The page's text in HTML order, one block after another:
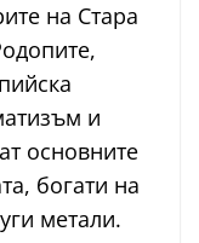
на Стара
и
основните
богати на
метали.